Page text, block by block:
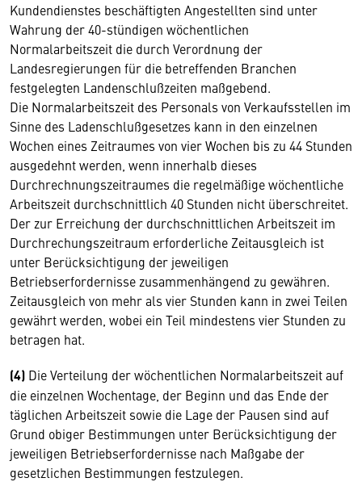
Kundendienstes beschäftigten Angestellten sind unter
Wahrung der 40-stündigen wöchentlichen
Normalarbeitszeit die durch Verordnung der
Landesregierungen für die betreffenden Branchen
festgelegten Landenschlußzeiten maßgebend.
Die Normalarbeitszeit des Personals von Verkaufsstellen im
Sinne des Ladenschlußgesetzes kann in den einzelnen
Wochen eines Zeitraumes von vier Wochen bis zu 44 Stunden
ausgedehnt werden, wenn innerhalb dieses
Durchrechnungszeitraumes die regelmäßige wöchentliche
Arbeitszeit durchschnittlich 40 Stunden nicht überschreitet.
Der zur Erreichung der durchschnittlichen Arbeitszeit im
Durchrechungszeitraum erforderliche Zeitausgleich ist
unter Berücksichtigung der jeweiligen
Betriebserfordernisse zusammenhängend zu gewähren.
Zeitausgleich von mehr als vier Stunden kann in zwei Teilen
gewährt werden, wobei ein Teil mindestens vier Stunden zu
betragen hat.
(4) Die Verteilung der wöchentlichen Normalarbeitszeit auf
die einzelnen Wochentage, der Beginn und das Ende der
täglichen Arbeitszeit sowie die Lage der Pausen sind auf
Grund obiger Bestimmungen unter Berücksichtigung der
jeweiligen Betriebserfordernisse nach Maßgabe der
gesetzlichen Bestimmungen festzulegen.